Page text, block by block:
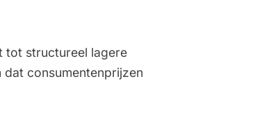
tot structureel lagere
consumentenprijzen